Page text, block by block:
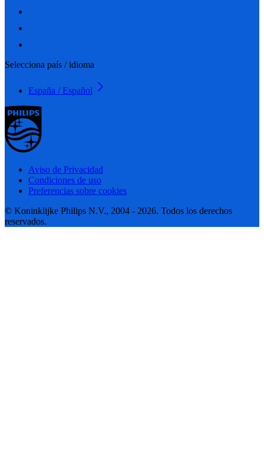
Selecciona país / idioma
España / Español
Aviso de Privacidad
Condiciones de uso
Preferencias sobre cookies
© Koninklijke Philips N.V., 2004 - 2026. Todos los derechos
reservados.